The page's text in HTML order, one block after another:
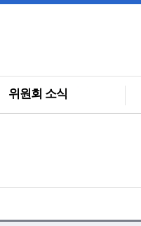
위원회 소식